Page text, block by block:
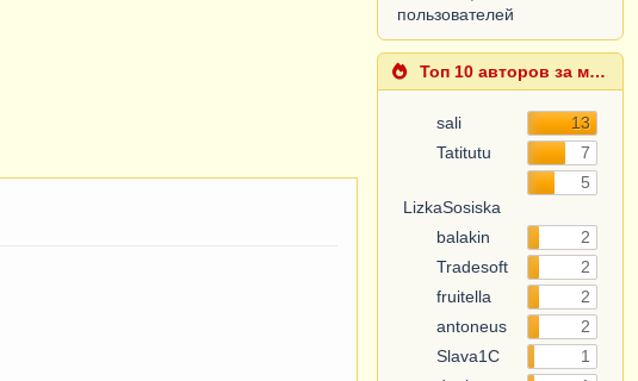
пользователей
Топ 10 авторов за месяц
sali
13
Tatitutu
7
LizkaSosiska
5
balakin
2
Tradesoft
2
fruitella
2
antoneus
2
Slava1C
1